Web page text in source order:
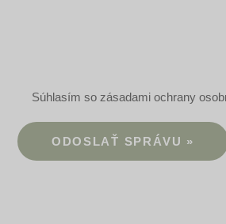
Súhlasím so zásadami ochrany
ODOSLAŤ SPRÁVU